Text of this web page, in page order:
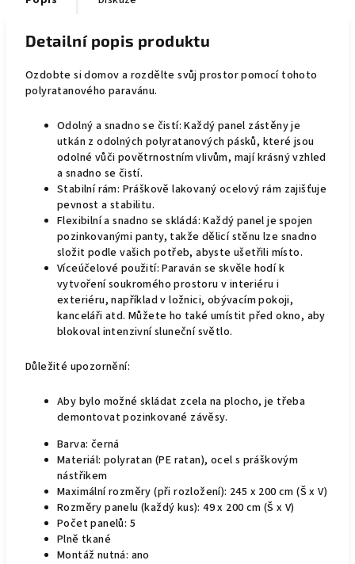
Detailní popis produktu
Ozdobte si domov a rozdělte svůj prostor pomocí tohoto
polyratanového paravánu.
Odolný a snadno se čistí: Každý panel zástěny je
utkán z odolných polyratanových pásků, které jsou
odolné vůči povětrnostním vlivům, mají krásný vzhled
a snadno se čistí.
Stabilní rám: Práškově lakovaný ocelový rám zajišťuje
pevnost a stabilitu.
Flexibilní a snadno se skládá: Každý panel je spojen
pozinkovanými panty, takže dělicí stěnu lze snadno
složit podle vašich potřeb, abyste ušetřili místo.
Víceúčelové použití: Paraván se skvěle hodí k
vytvoření soukromého prostoru v interiéru i
exteriéru, například v ložnici, obývacím pokoji,
kanceláři atd. Můžete ho také umístit před okno, aby
blokoval intenzivní sluneční světlo.
Důležité upozornění:
Aby bylo možné skládat zcela na plocho, je třeba
demontovat pozinkované závěsy.
Barva: černá
Materiál: polyratan (PE ratan), ocel s práškovým
nástřikem
Maximální rozměry (při rozložení): 245 x 200 cm (Š x V)
Rozměry panelu (každý kus): 49 x 200 cm (Š x V)
Počet panelů: 5
Plně tkané
Montáž nutná: ano